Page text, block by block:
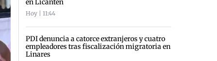
en Licantén
Hoy | 11:44
PDI denuncia a catorce extranjeros y cuatro
empleadores tras fiscalización migratoria en
Linares